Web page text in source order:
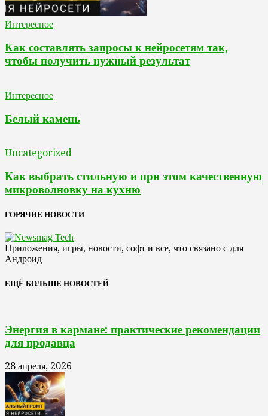
Интересное
Как составлять запросы к нейросетям так,
чтобы получить нужный результат
Интересное
Белый камень
Uncategorized
Как выбрать стильную и при этом качественную
микроволновку на кухню
ГОРЯЧИЕ НОВОСТИ
Приложения, игры, новости, софт и все, что связано с для
Андроид
ЕЩЁ БОЛЬШЕ НОВОСТЕЙ
Энергия в кармане: практические рекомендации
для продавца
28 апреля, 2026